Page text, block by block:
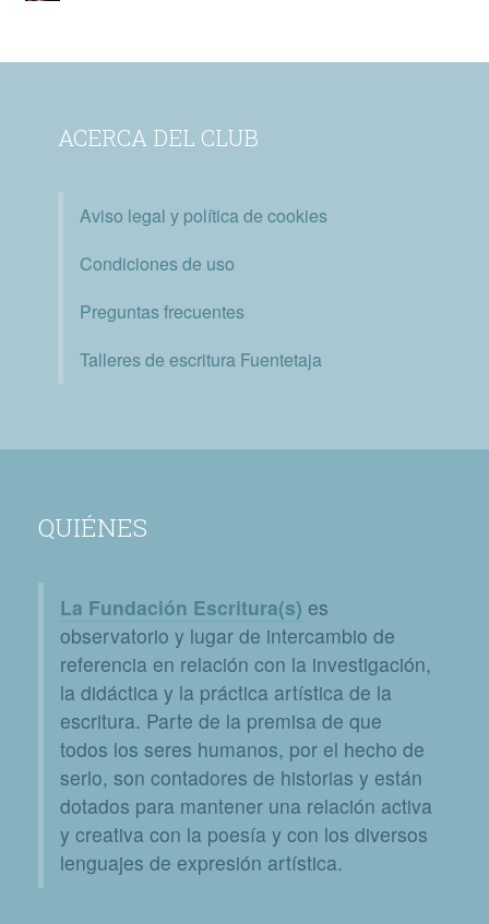
ACERCA DEL CLUB
Aviso legal y política de cookies
Condiciones de uso
Preguntas frecuentes
Talleres de escritura Fuentetaja
QUIÉNES
La Fundación Escritura(s) es
observatorio y lugar de intercambio de
referencia en relación con la investigación,
la didáctica y la práctica artística de la
escritura. Parte de la premisa de que
todos los seres humanos, por el hecho de
serlo, son contadores de historias y están
dotados para mantener una relación activa
y creativa con la poesía y con los diversos
lenguajes de expresión artística.